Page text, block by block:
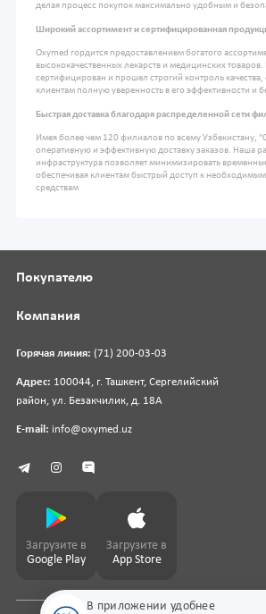
делая процесс покупок максимально удобным и
Широкий ассортимент и сертифицированная
Oxymed гордится предоставлением богатого
высококачественных лекарств и медицинских товаров.
сертифицирован и прошел строгий контроль
клиентам полную уверенность в его эффективности и
Быстрая доставка благодаря распределенной сети
Имея более чем 120 филиалов по всему Узбекистану,
оперативную и эффективную доставку заказов. Наша
инфраструктура позволяет минимизировать
обеспечивая клиентам быстрый доступ к
средствам
В приложении удобнее
Горячая линия: (71) 200-03-03
Адрес: 100044, г. Ташкент, Сергелийский
район, ул. Безакчилик, д. 18А
E-mail: info@oxymed.uz
Покупателю
Компания
Загрузите в
Google Play
Загрузите в
App Store